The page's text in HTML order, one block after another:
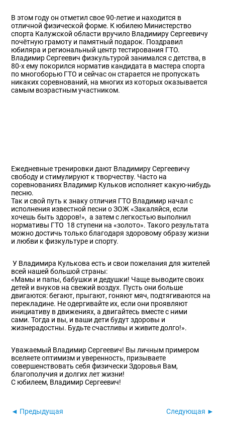
В этом году он отметил свое 90-летие и находится в
отличной физической форме. К юбилею Министерство
спорта Калужской области вручило Владимиру Сергеевичу
почётную грамоту и памятный подарок. Поздравил
юбиляра и региональный центр тестирования ГТО.
Владимир Сергеевич физкультурой занимался с детства, в
80-х ему покорился норматив кандидата в мастера спорта
по многоборью ГТО и сейчас он старается не пропускать
никаких соревнований, на многих из которых оказывается
самым возрастным участником.
Ежедневные тренировки дают Владимиру Сергеевичу
свободу и стимулируют к творчеству. Часто на
соревнованиях Владимир Кульков исполняет какую-нибудь
песню.
Так и свой путь к знаку отличия ГТО Владимир начал с
исполнения известной песни о ЗОЖ «Закаляйся, если
хочешь быть здоров!», а затем с легкостью выполнил
нормативы ГТО 18 ступени на «золото». Такого результата
можно достичь только благодаря здоровому образу жизни
и любви к физкультуре и спорту.
У Владимира Кулькова есть и свои пожелания для жителей
всей нашей большой страны:
«Мамы и папы, бабушки и дедушки! Чаще выводите своих
детей и внуков на свежий воздух. Пусть они больше
двигаются: бегают, прыгают, гоняют мяч, подтягиваются на
перекладине. Не одергивайте их, если они проявляют
инициативу в движениях, а двигайтесь вместе с ними
сами. Тогда и вы, и ваши дети будут здоровы и
жизнерадостны. Будьте счастливы и живите долго!».
Уважаемый Владимир Сергеевич! Вы личным примером
вселяете оптимизм и уверенность, призываете
совершенствовать себя физически Здоровья Вам,
благополучия и долгих лет жизни!
С юбилеем, Владимир Сергеевич!
◄ Предыдущая Следующая ►